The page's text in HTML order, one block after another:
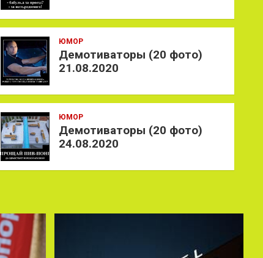
ЮМОР
Демотиваторы (20 фото)
21.08.2020
ЮМОР
Демотиваторы (20 фото)
24.08.2020